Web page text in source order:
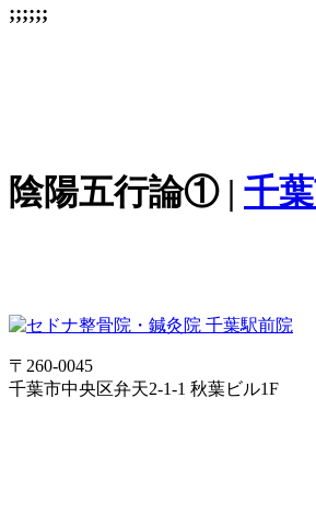
;;;;;;
陰陽五行論① | 千
〒260-0045
千葉市中央区弁天2-1-1 秋葉ビル1F